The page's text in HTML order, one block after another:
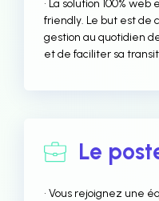
• La solution 100%
friendly. Le but est de
gestion au quotidien
et de faciliter sa
Le
• Vous rejoignez une